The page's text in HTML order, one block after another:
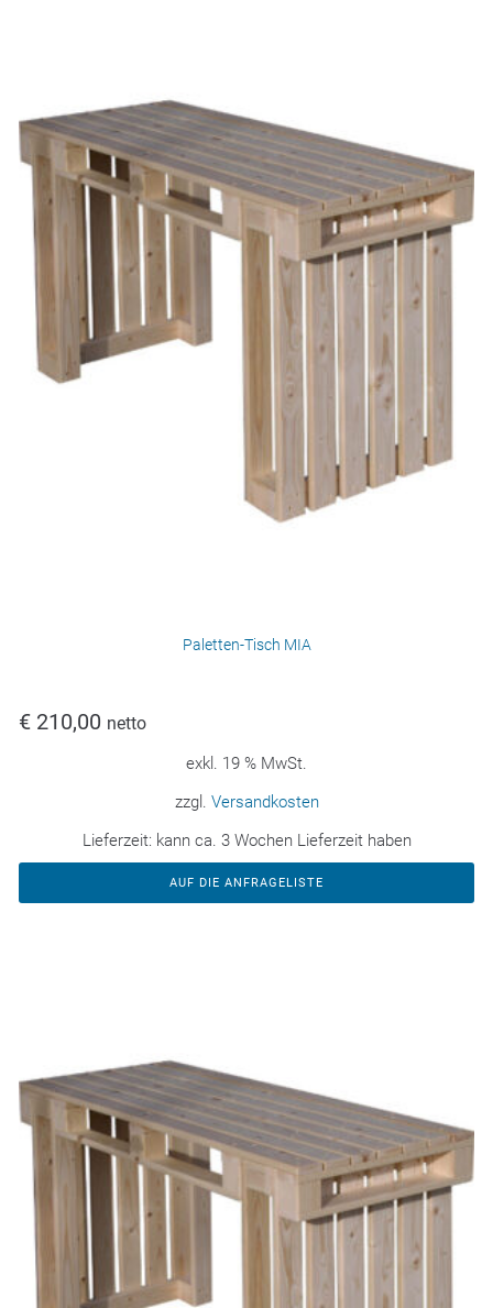
Paletten-Tisch MIA
€ 210,00 netto
exkl. 19 % MwSt.
zzgl. Versandkosten
Lieferzeit: kann ca. 3 Wochen Lieferzeit haben
AUF DIE ANFRAGELISTE